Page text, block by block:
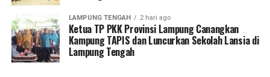
masyarakat Lampung Selatan yang memiliki
ketangguhan luar biasa. Alhamdulillah, Lamsel Fest 2025
mendapat apresiasi yang luar biasa. Di sisi lain, ini
menjadi tantangan karena ekspektasi masyarakat jauh
LAMPUNG TENGAH 2 hari ago
Ketua TP PKK Provinsi Lampung Canangkan
Kampung TAPIS dan Luncurkan Sekolah Lansia di
Lampung Tengah